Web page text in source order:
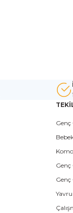
Genç
Genç
Genç